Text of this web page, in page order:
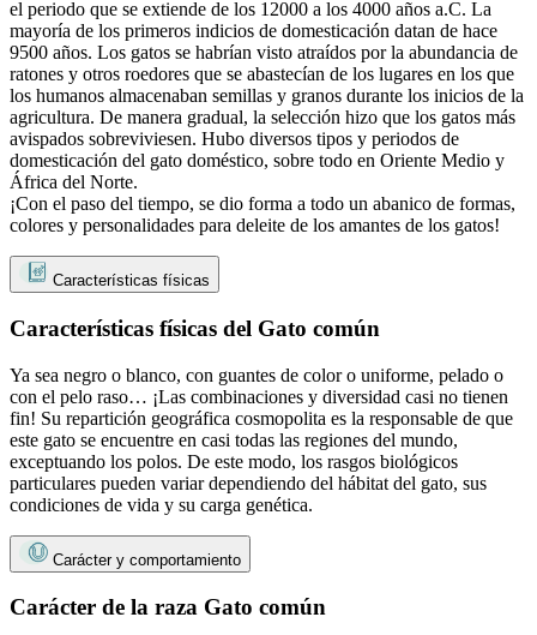
el periodo que se extiende de los 12000 a los 4000 años a.C. La
mayoría de los primeros indicios de domesticación datan de hace
9500 años. Los gatos se habrían visto atraídos por la abundancia de
ratones y otros roedores que se abastecían de los lugares en los que
los humanos almacenaban semillas y granos durante los inicios de la
agricultura. De manera gradual, la selección hizo que los gatos más
avispados sobreviviesen. Hubo diversos tipos y periodos de
domesticación del gato doméstico, sobre todo en Oriente Medio y
África del Norte.
¡Con el paso del tiempo, se dio forma a todo un abanico de formas,
colores y personalidades para deleite de los amantes de los gatos!
Características físicas
Características físicas del Gato común
Ya sea negro o blanco, con guantes de color o uniforme, pelado o
con el pelo raso… ¡Las combinaciones y diversidad casi no tienen
fin! Su repartición geográfica cosmopolita es la responsable de que
este gato se encuentre en casi todas las regiones del mundo,
exceptuando los polos. De este modo, los rasgos biológicos
particulares pueden variar dependiendo del hábitat del gato, sus
condiciones de vida y su carga genética.
Carácter y comportamiento
Carácter de la raza Gato común